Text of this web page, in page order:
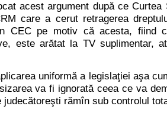
acest argument după ce
care a cerut retragerea
CEC pe motiv că acesta, fiind
este arătat la TV suplimentar,
uniformă a legislaţiei aşa
va fi ignorată ceea ce va
rămîn sub controlul